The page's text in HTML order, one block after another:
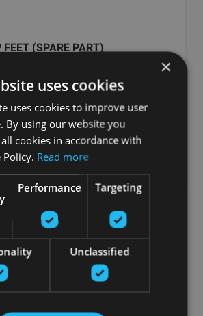
FEET (SPARE PART)
Заказать
позволяют добиться отличных
скамейки позволяют эффективно
нижней части тела, уделяя особое
Благодаря возможности регулировки
тренировку можно адаптировать к
×
uses cookies
uses cookies to improve user
By using our website you
cookies in accordance with
Policy. Read more
Performance Targeting
Unclassified